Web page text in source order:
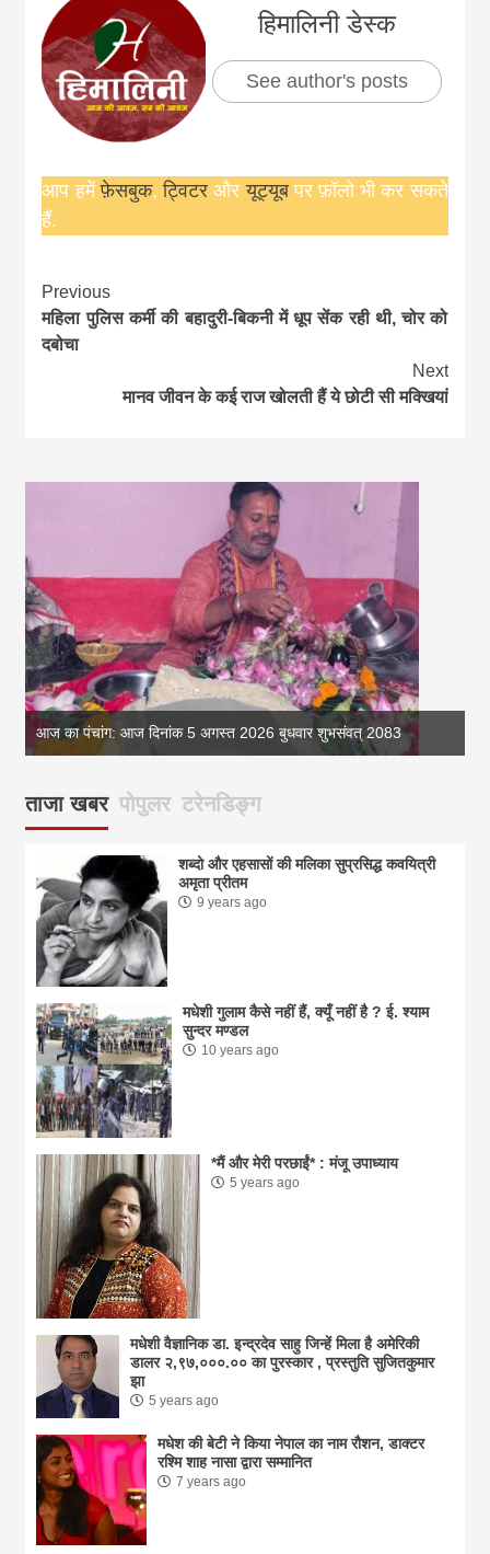
हिमालिनी डेस्क
See author's posts
आप हमेंफ़ेसबुक,ट्विटरऔरयूट्यूबपर फ़ॉलो भी कर सकते
हैं.
Continue
Reading
Previous
महिला पुलिस कर्मी की बहादुरी-बिकनी में धूप सेंक रही थी, चोर को
दबोचा
Next
मानव जीवन के कई राज खोलती हैं ये छोटी सी मक्खियां
आज का पंचांग: आज दिनांक 5 अगस्त 2026 बुधवार शुभसंवत् 2083
ताजा खबर पोपुलर टरेनडिङ्ग
शब्दो और एहसासों की मलिका सुप्रसिद्ध कवयित्री
अमृता प्रीतम
9 years ago
मधेशी गुलाम कैसे नहीं हैं, क्यूँ नहीं है ? ई. श्याम
सुन्दर मण्डल
10 years ago
*मैं और मेरी परछाईं* : मंजू उपाध्याय
5 years ago
मधेशी वैज्ञानिक डा. इन्द्रदेव साहु जिन्हें मिला है अमेरिकी
डालर २,९७,०००.०० का पुरस्कार , प्रस्तुति सुजितकुमार
झा
5 years ago
मधेश की बेटी ने किया नेपाल का नाम राैशन, डाक्टर
रश्मि शाह नासा द्वारा सम्मानित
7 years ago